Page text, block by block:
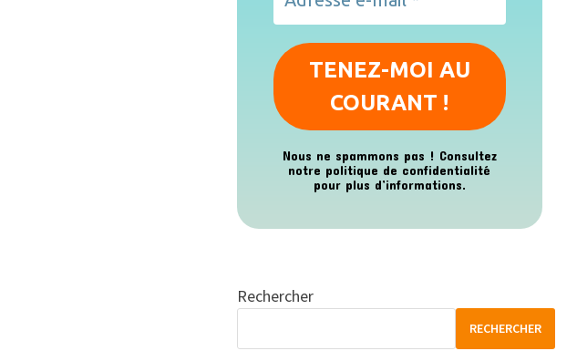
Nous ne spammons pas ! Consultez
notre politique de confidentialité
pour plus d’informations.
Rechercher
RECHERCHER